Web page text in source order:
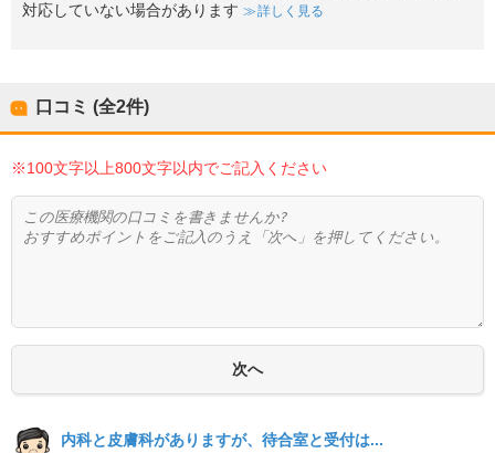
対応していない場合があります
詳しく見る
口コミ (全2件)
※100文字以上800文字以内でご記入ください
内科と皮膚科がありますが、待合室と受付は...